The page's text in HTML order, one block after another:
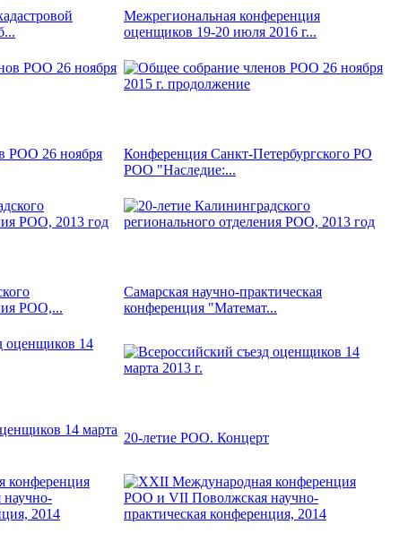
Межрегиональная конференция
оценщиков 19-20 июля 2016 г...
РОО 26 ноября
Конференция Санкт-Петербургского РО
РОО "Наследие:...
РОО,...
Самарская научно-практическая
конференция "Математ...
14 марта
20-летие РОО. Концерт